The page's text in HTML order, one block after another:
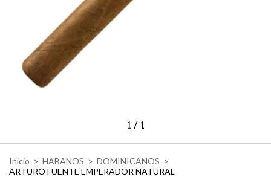
1 / 1
Inicio > HABANOS > DOMINICANOS >
ARTURO FUENTE EMPERADOR NATURAL